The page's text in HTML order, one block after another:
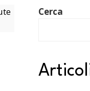
Cerca